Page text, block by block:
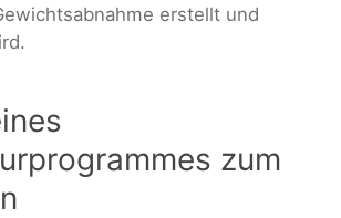
erstellt und
zum